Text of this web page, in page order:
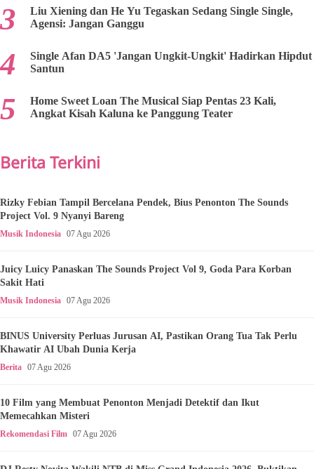
Liu Xiening dan He Yu Tegaskan Sedang Single Single,
Agensi: Jangan Ganggu
Single Afan DA5 'Jangan Ungkit-Ungkit' Hadirkan Hipdut
Santun
Home Sweet Loan The Musical Siap Pentas 23 Kali,
Angkat Kisah Kaluna ke Panggung Teater
Berita Terkini
Rizky Febian Tampil Bercelana Pendek, Bius Penonton The Sounds
Project Vol. 9 Nyanyi Bareng
Musik Indonesia 07 Agu 2026
Juicy Luicy Panaskan The Sounds Project Vol 9, Goda Para Korban
Sakit Hati
Musik Indonesia 07 Agu 2026
BINUS University Perluas Jurusan AI, Pastikan Orang Tua Tak Perlu
Khawatir AI Ubah Dunia Kerja
Berita 07 Agu 2026
10 Film yang Membuat Penonton Menjadi Detektif dan Ikut
Memecahkan Misteri
Rekomendasi Film 07 Agu 2026